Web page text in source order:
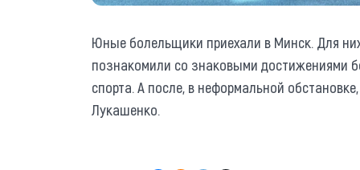
Юные болельщики приехали в Минск. Для
познакомили со знаковыми достижениями
спорта. А после, в неформальной
Лукашенко.